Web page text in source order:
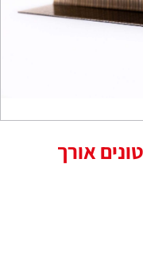
קרטונים אורך